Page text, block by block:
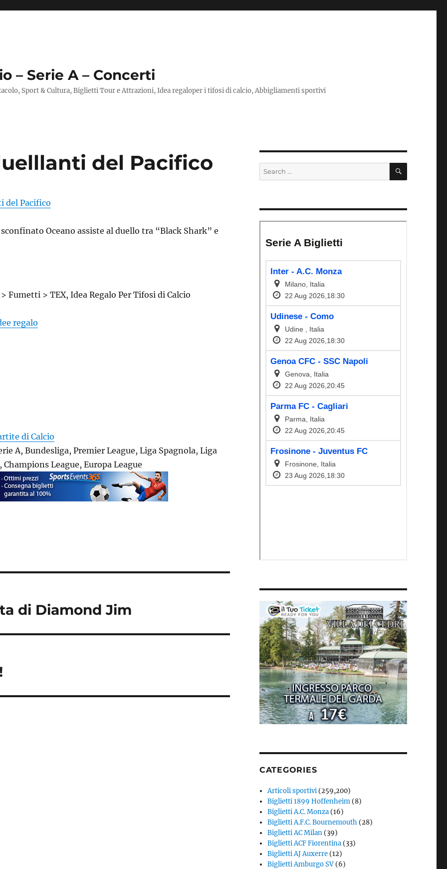
– Serie A – Concerti
Sport & Cultura, Biglietti Tour e Attrazioni, Idea regaloper i tifosi di calcio, Abbigliamenti sportivi
del Pacifico
del Pacifico
Oceano assiste al duello tra “Black Shark” e
Fumetti > TEX, Idea Regalo Per Tifosi di Calcio
regalo
di Calcio
A, Bundesliga, Premier League, Liga Spagnola, Liga
Champions League, Europa League
di Diamond Jim
Search
for:
SEARCH
CATEGORIES
Articoli sportivi (259,200)
Biglietti 1899 Hoffenheim (8)
Biglietti A.C. Monza (16)
Biglietti A.F.C. Bournemouth (28)
Biglietti AC Milan (39)
Biglietti ACF Fiorentina (33)
Biglietti AJ Auxerre (12)
Biglietti Amburgo SV (6)